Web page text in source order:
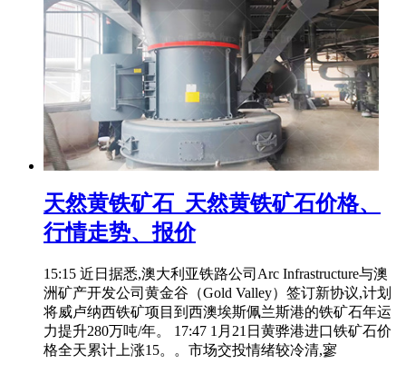
天然黄铁矿石_天然黄铁矿石价格、
行情走势、报价
15:15 近日据悉,澳大利亚铁路公司Arc Infrastructure与澳
洲矿产开发公司黄金谷（Gold Valley）签订新协议,计划
将威卢纳西铁矿项目到西澳埃斯佩兰斯港的铁矿石年运
力提升280万吨/年。 17:47 1月21日黄骅港进口铁矿石价
格全天累计上涨15。。市场交投情绪较冷清,寥